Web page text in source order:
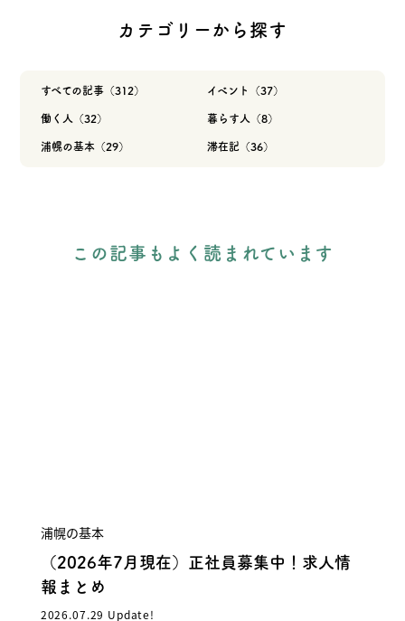
カテゴリーから探す
すべての記事（312） イベント（37）
働く人（32） 暮らす人（8）
浦幌の基本（29） 滞在記（36）
この記事もよく読まれています
浦幌の基本
（2026年7月現在）正社員募集中！求人情
報まとめ
2026.07.29 Update!